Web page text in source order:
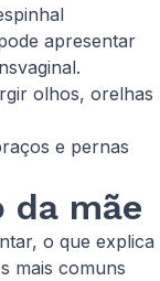
apresentar
olhos, orelhas
e pernas
da mãe
o que explica
mais comuns